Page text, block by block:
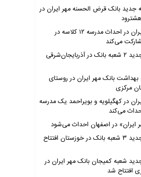
جدید بانک قرض الحسنه مهر ایران در
بانک مهر ایران در احداث مدرسه ۱۲ کلاسه در
می‌کند
ساختمان جدید ۲ شعبه بانک در آذربایجان‌شرقی
بهداشت بانک مهر ایران در روستای
مرکزی
در کهگیلویه و بویراحمد یک مدرسه
ایران» در اصفهان احداث می‌شود
ساختمان جدید ۳ شعبه بانک در خوزستان افتتاح
شعبه کمیجان بانک مهر ایران در
افتتاح شد